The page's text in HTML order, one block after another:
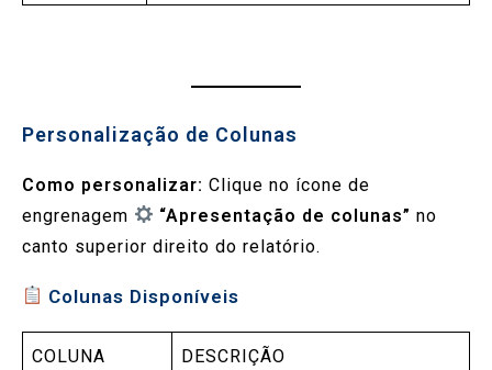
Personalização de Colunas
Como personalizar: Clique no ícone de
engrenagem
“Apresentação de colunas” no
canto superior direito do relatório.
Colunas Disponíveis
COLUNA DESCRIÇÃO